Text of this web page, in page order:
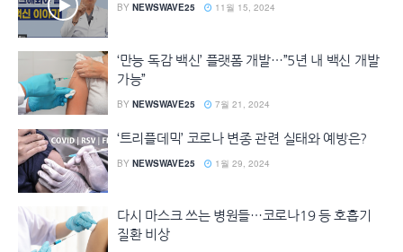
BY NEWSWAVE25 11월 15, 2024
‘만능 독감 백신’ 플랫폼 개발…”5년 내 백신 개발
가능”
BY NEWSWAVE25 7월 21, 2024
‘트리플데믹’ 코로나 변종 관련 실태와 예방은?
BY NEWSWAVE25 1월 29, 2024
다시 마스크 쓰는 병원들…코로나19 등 호흡기
질환 비상